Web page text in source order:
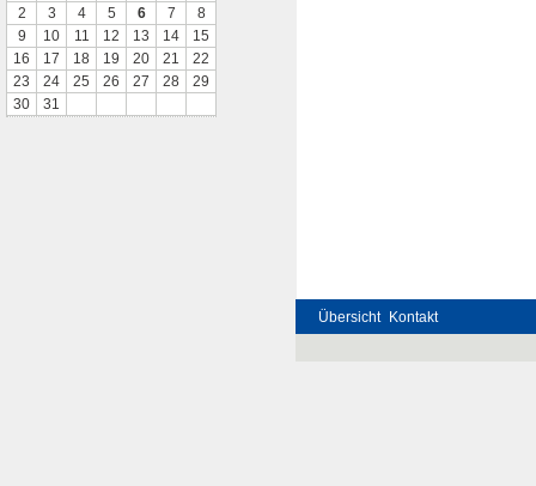
2
3 4 5 6 7
8
9
10 11 12 13 14
15
16
17 18 19 20 21
22
23
24 25 26 27 28
29
30
31
Übersicht Kontakt